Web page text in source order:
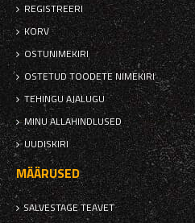
REGISTREERI
KORV
OSTUNIMEKIRI
OSTETUD TOODETE NIMEKIRI
TEHINGU AJALUGU
MINU ALLAHINDLUSED
UUDISKIRI
MÄÄRUSED
SALVESTAGE TEAVET